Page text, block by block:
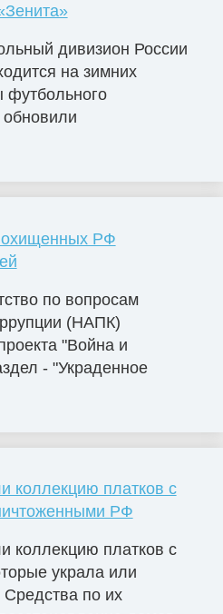
дивизион России
на зимних
футбольного
РФ
по вопросам
(НАПК)
"Война и
- "Украденное
коллекцию платков с
РФ
коллекцию платков с
украла или
по их